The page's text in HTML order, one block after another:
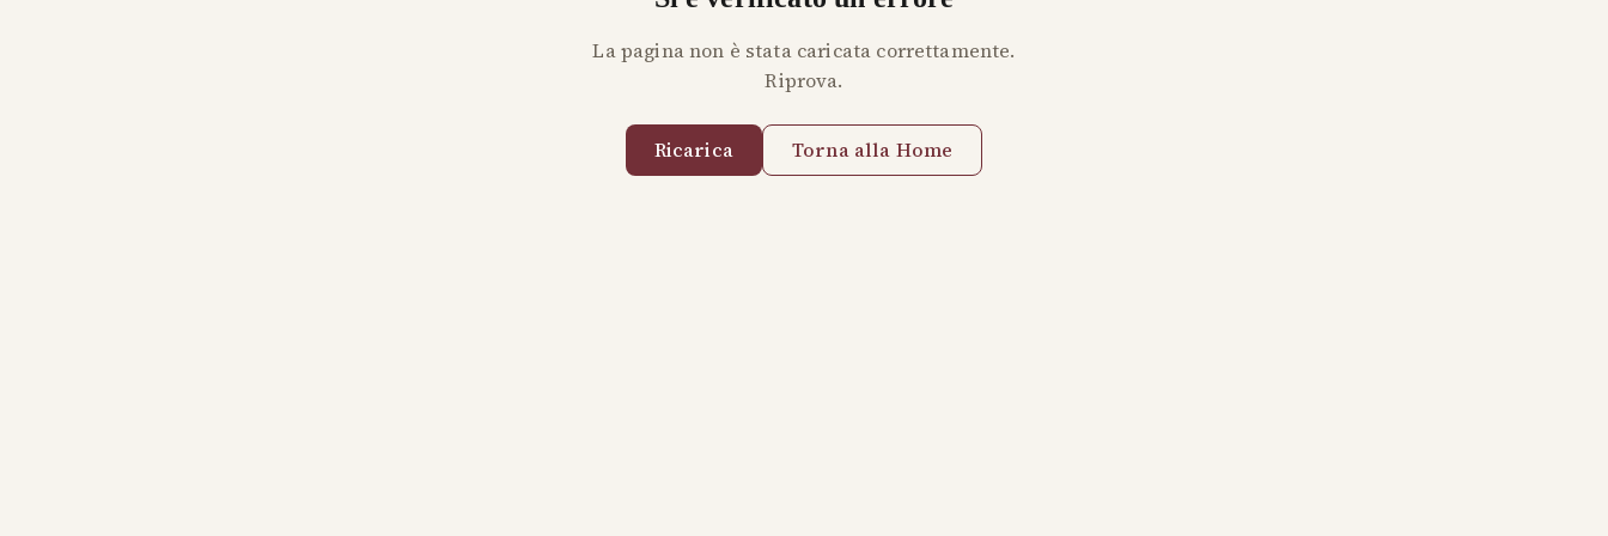
La pagina non è stata caricata correttamente.
Riprova.
Ricarica Torna alla Home